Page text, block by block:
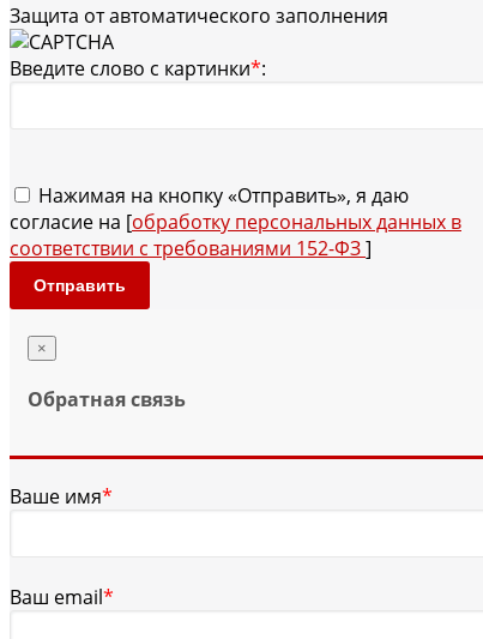
Защита от автоматического заполнения
Введите слово с картинки*:
Нажимая на кнопку «Отправить», я даю
согласие на [обработку персональных данных в
соответствии с требованиями 152-ФЗ]
Отправить
×
Обратная связь
Ваше имя*
Ваш email*